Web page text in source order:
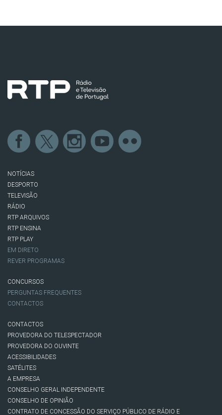
NOTÍCIAS
DESPORTO
TELEVISÃO
RÁDIO
RTP ARQUIVOS
RTP ENSINA
RTP PLAY
EM DIRETO
REVER PROGRAMAS
CONCURSOS
PERGUNTAS FREQUENTES
CONTACTOS
CONTACTOS
PROVEDORA DO TELESPECTADOR
PROVEDORA DO OUVINTE
ACESSIBILIDADES
SATÉLITES
A EMPRESA
CONSELHO GERAL INDEPENDENTE
CONSELHO DE OPINIÃO
CONTRATO DE CONCESSÃO DO SERVIÇO PÚBLICO DE RÁDIO E